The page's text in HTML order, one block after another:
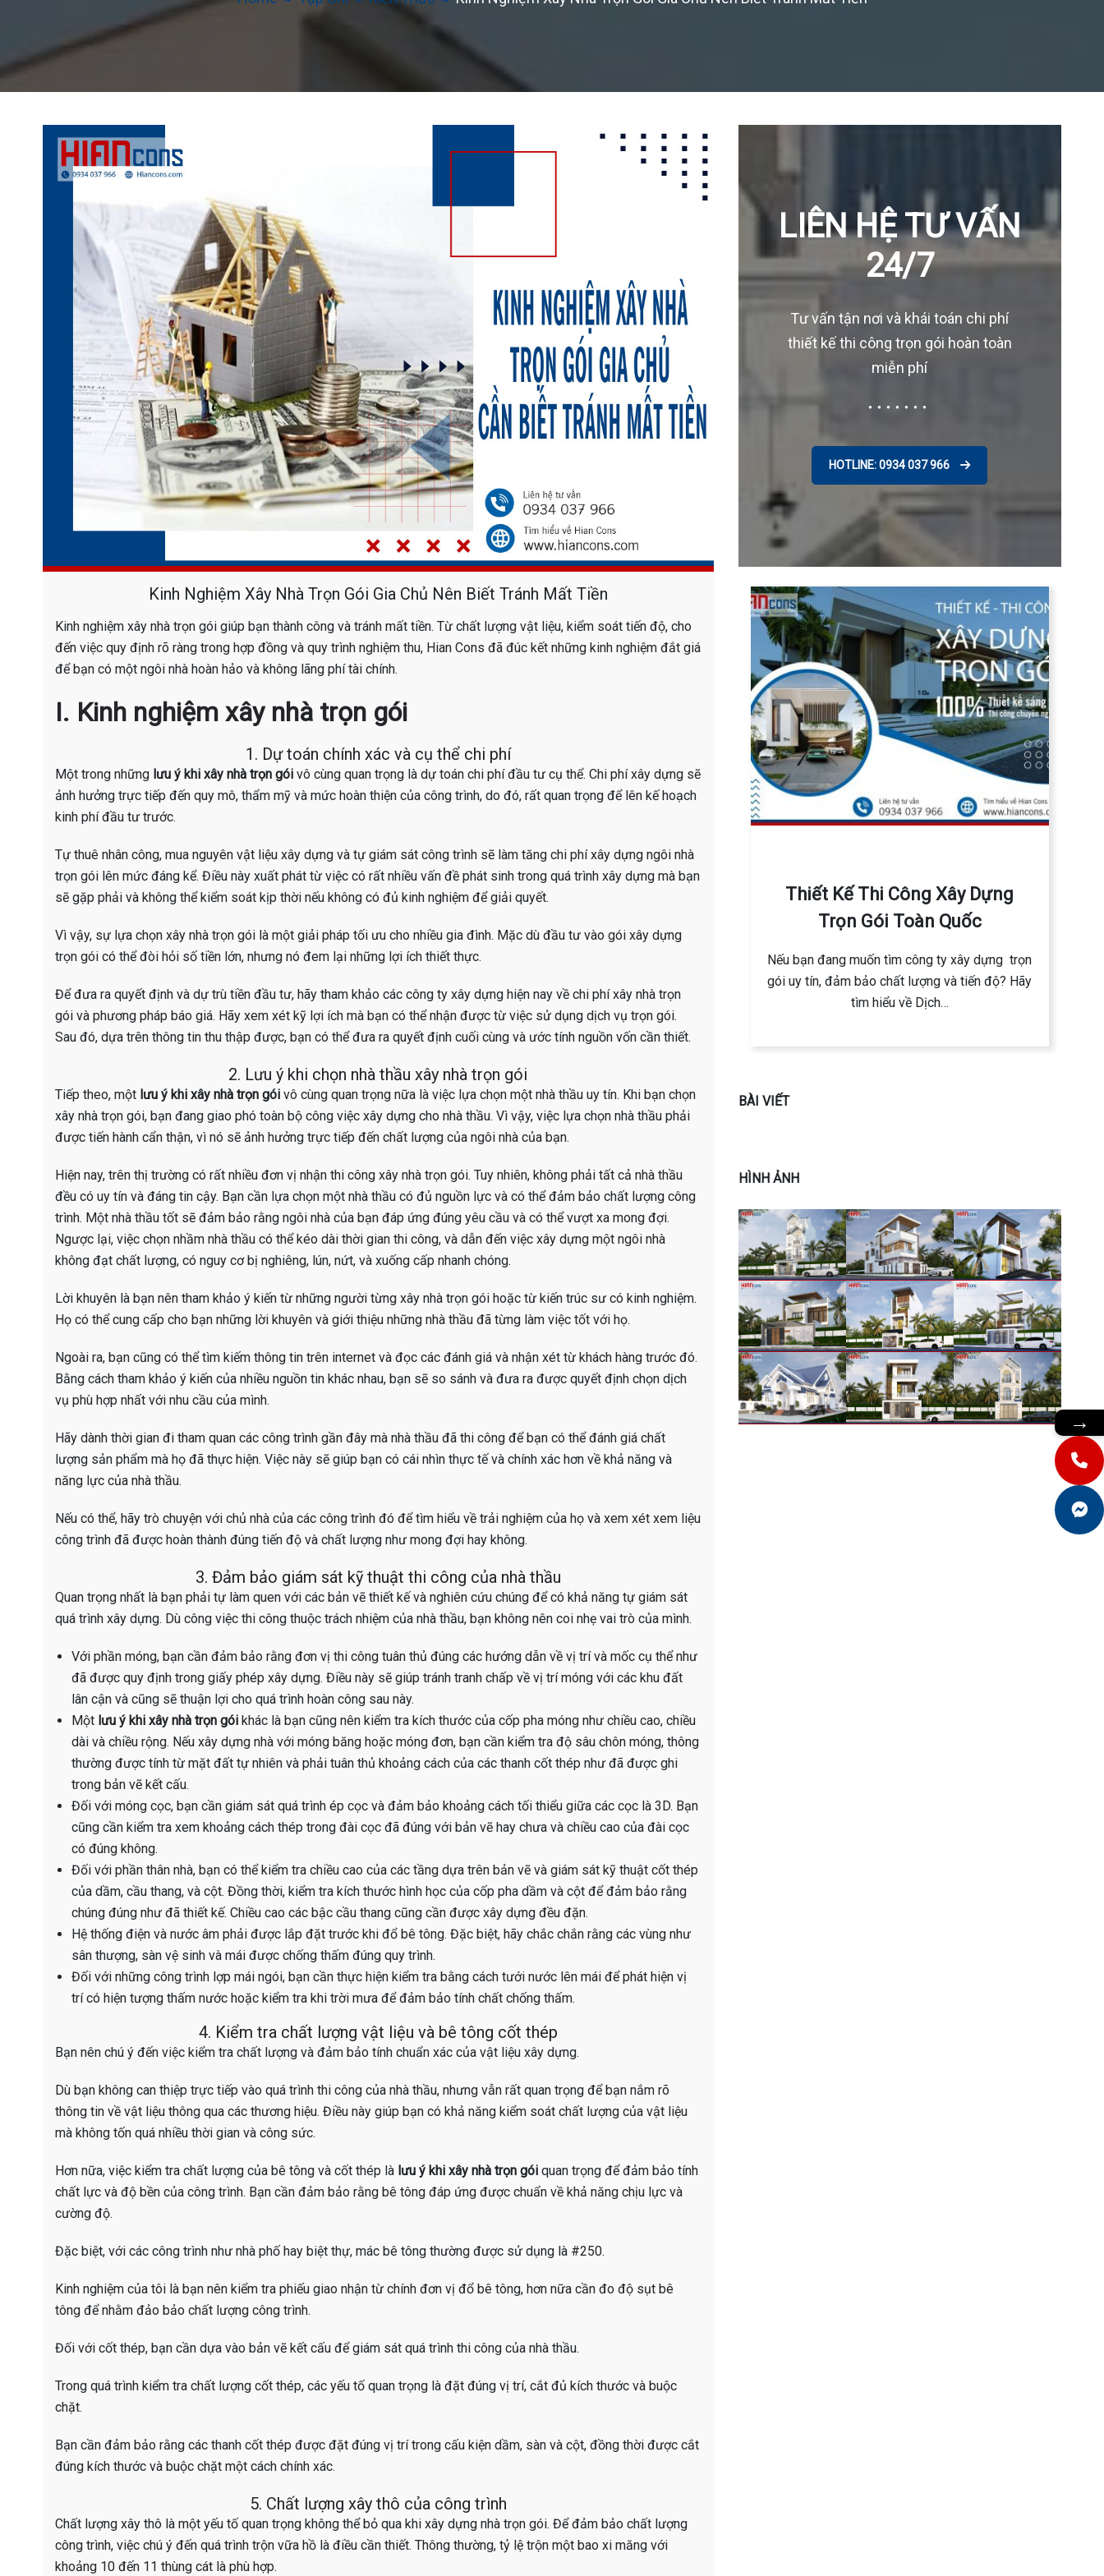
Kinh Nghiệm Xây Nhà Trọn Gói Gia Chủ Nên Biết Tránh Mất Tiền
Kinh nghiệm xây nhà trọn gói giúp bạn thành công và tránh mất tiền. Từ chất lượng vật liệu, kiểm soát tiến độ, cho
đến việc quy định rõ ràng trong hợp đồng và quy trình nghiệm thu, Hian Cons đã đúc kết những kinh nghiệm đắt giá
để bạn có một ngôi nhà hoàn hảo và không lãng phí tài chính.
I. Kinh nghiệm xây nhà trọn gói
1. Dự toán chính xác và cụ thể chi phí
Một trong những lưu ý khi xây nhà trọn gói vô cùng quan trọng là dự toán chi phí đầu tư cụ thể. Chi phí xây dựng sẽ
ảnh hưởng trực tiếp đến quy mô, thẩm mỹ và mức hoàn thiện của công trình, do đó, rất quan trọng để lên kế hoạch
kinh phí đầu tư trước.
Tự thuê nhân công, mua nguyên vật liệu xây dựng và tự giám sát công trình sẽ làm tăng chi phí xây dựng ngôi nhà
trọn gói lên mức đáng kể. Điều này xuất phát từ việc có rất nhiều vấn đề phát sinh trong quá trình xây dựng mà bạn
sẽ gặp phải và không thể kiểm soát kịp thời nếu không có đủ kinh nghiệm để giải quyết.
Vì vậy, sự lựa chọn xây nhà trọn gói là một giải pháp tối ưu cho nhiều gia đình. Mặc dù đầu tư vào gói xây dựng
trọn gói có thể đòi hỏi số tiền lớn, nhưng nó đem lại những lợi ích thiết thực.
Để đưa ra quyết định và dự trù tiền đầu tư, hãy tham khảo các công ty xây dựng hiện nay về chi phí xây nhà trọn
gói và phương pháp báo giá. Hãy xem xét kỹ lợi ích mà bạn có thể nhận được từ việc sử dụng dịch vụ trọn gói.
Sau đó, dựa trên thông tin thu thập được, bạn có thể đưa ra quyết định cuối cùng và ước tính nguồn vốn cần thiết.
2. Lưu ý khi chọn nhà thầu xây nhà trọn gói
Tiếp theo, một lưu ý khi xây nhà trọn gói vô cùng quan trọng nữa là việc lựa chọn một nhà thầu uy tín. Khi bạn chọn
xây nhà trọn gói, bạn đang giao phó toàn bộ công việc xây dựng cho nhà thầu. Vì vậy, việc lựa chọn nhà thầu phải
được tiến hành cẩn thận, vì nó sẽ ảnh hưởng trực tiếp đến chất lượng của ngôi nhà của bạn.
Hiện nay, trên thị trường có rất nhiều đơn vị nhận thi công xây nhà trọn gói. Tuy nhiên, không phải tất cả nhà thầu
đều có uy tín và đáng tin cậy. Bạn cần lựa chọn một nhà thầu có đủ nguồn lực và có thể đảm bảo chất lượng công
trình. Một nhà thầu tốt sẽ đảm bảo rằng ngôi nhà của bạn đáp ứng đúng yêu cầu và có thể vượt xa mong đợi.
Ngược lại, việc chọn nhầm nhà thầu có thể kéo dài thời gian thi công, và dẫn đến việc xây dựng một ngôi nhà
không đạt chất lượng, có nguy cơ bị nghiêng, lún, nứt, và xuống cấp nhanh chóng.
Lời khuyên là bạn nên tham khảo ý kiến từ những người từng xây nhà trọn gói hoặc từ kiến trúc sư có kinh nghiệm.
Họ có thể cung cấp cho bạn những lời khuyên và giới thiệu những nhà thầu đã từng làm việc tốt với họ.
Ngoài ra, bạn cũng có thể tìm kiếm thông tin trên internet và đọc các đánh giá và nhận xét từ khách hàng trước đó.
Bằng cách tham khảo ý kiến của nhiều nguồn tin khác nhau, bạn sẽ so sánh và đưa ra được quyết định chọn dịch
vụ phù hợp nhất với nhu cầu của mình.
Hãy dành thời gian đi tham quan các công trình gần đây mà nhà thầu đã thi công để bạn có thể đánh giá chất
lượng sản phẩm mà họ đã thực hiện. Việc này sẽ giúp bạn có cái nhìn thực tế và chính xác hơn về khả năng và
năng lực của nhà thầu.
Nếu có thể, hãy trò chuyện với chủ nhà của các công trình đó để tìm hiểu về trải nghiệm của họ và xem xét xem liệu
công trình đã được hoàn thành đúng tiến độ và chất lượng như mong đợi hay không.
3. Đảm bảo giám sát kỹ thuật thi công của nhà thầu
Quan trọng nhất là bạn phải tự làm quen với các bản vẽ thiết kế và nghiên cứu chúng để có khả năng tự giám sát
quá trình xây dựng. Dù công việc thi công thuộc trách nhiệm của nhà thầu, bạn không nên coi nhẹ vai trò của mình.
Với phần móng, bạn cần đảm bảo rằng đơn vị thi công tuân thủ đúng các hướng dẫn về vị trí và mốc cụ thể như
đã được quy định trong giấy phép xây dựng. Điều này sẽ giúp tránh tranh chấp về vị trí móng với các khu đất
lân cận và cũng sẽ thuận lợi cho quá trình hoàn công sau này.
Một lưu ý khi xây nhà trọn gói khác là bạn cũng nên kiểm tra kích thước của cốp pha móng như chiều cao, chiều
dài và chiều rộng. Nếu xây dựng nhà với móng băng hoặc móng đơn, bạn cần kiểm tra độ sâu chôn móng, thông
thường được tính từ mặt đất tự nhiên và phải tuân thủ khoảng cách của các thanh cốt thép như đã được ghi
trong bản vẽ kết cấu.
Đối với móng cọc, bạn cần giám sát quá trình ép cọc và đảm bảo khoảng cách tối thiểu giữa các cọc là 3D. Bạn
cũng cần kiểm tra xem khoảng cách thép trong đài cọc đã đúng với bản vẽ hay chưa và chiều cao của đài cọc
có đúng không.
Đối với phần thân nhà, bạn có thể kiểm tra chiều cao của các tầng dựa trên bản vẽ và giám sát kỹ thuật cốt thép
của dầm, cầu thang, và cột. Đồng thời, kiểm tra kích thước hình học của cốp pha dầm và cột để đảm bảo rằng
chúng đúng như đã thiết kế. Chiều cao các bậc cầu thang cũng cần được xây dựng đều đặn.
Hệ thống điện và nước âm phải được lắp đặt trước khi đổ bê tông. Đặc biệt, hãy chắc chắn rằng các vùng như
sân thượng, sàn vệ sinh và mái được chống thấm đúng quy trình.
Đối với những công trình lợp mái ngói, bạn cần thực hiện kiểm tra bằng cách tưới nước lên mái để phát hiện vị
trí có hiện tượng thấm nước hoặc kiểm tra khi trời mưa để đảm bảo tính chất chống thấm.
4. Kiểm tra chất lượng vật liệu và bê tông cốt thép
Bạn nên chú ý đến việc kiểm tra chất lượng và đảm bảo tính chuẩn xác của vật liệu xây dựng.
Dù bạn không can thiệp trực tiếp vào quá trình thi công của nhà thầu, nhưng vẫn rất quan trọng để bạn nắm rõ
thông tin về vật liệu thông qua các thương hiệu. Điều này giúp bạn có khả năng kiểm soát chất lượng của vật liệu
mà không tốn quá nhiều thời gian và công sức.
Hơn nữa, việc kiểm tra chất lượng của bê tông và cốt thép là lưu ý khi xây nhà trọn gói quan trọng để đảm bảo tính
chất lực và độ bền của công trình. Bạn cần đảm bảo rằng bê tông đáp ứng được chuẩn về khả năng chịu lực và
cường độ.
Đặc biệt, với các công trình như nhà phố hay biệt thự, mác bê tông thường được sử dụng là #250.
Kinh nghiệm của tôi là bạn nên kiểm tra phiếu giao nhận từ chính đơn vị đổ bê tông, hơn nữa cần đo độ sụt bê
tông để nhằm đảo bảo chất lượng công trình.
Đối với cốt thép, bạn cần dựa vào bản vẽ kết cấu để giám sát quá trình thi công của nhà thầu.
Trong quá trình kiểm tra chất lượng cốt thép, các yếu tố quan trọng là đặt đúng vị trí, cắt đủ kích thước và buộc
chặt.
Bạn cần đảm bảo rằng các thanh cốt thép được đặt đúng vị trí trong cấu kiện dầm, sàn và cột, đồng thời được cắt
đúng kích thước và buộc chặt một cách chính xác.
5. Chất lượng xây thô của công trình
Chất lượng xây thô là một yếu tố quan trọng không thể bỏ qua khi xây dựng nhà trọn gói. Để đảm bảo chất lượng
công trình, việc chú ý đến quá trình trộn vữa hồ là điều cần thiết. Thông thường, tỷ lệ trộn một bao xi măng với
khoảng 10 đến 11 thùng cát là phù hợp.
LIÊN HỆ TƯ VẤN
24/7
Tư vấn tận nơi và khái toán chi phí
thiết kế thi công trọn gói hoàn toàn
miễn phí
HOTLINE: 0934 037 966
Thiết Kế Thi Công Xây Dựng
Trọn Gói Toàn Quốc
Nếu bạn đang muốn tìm công ty xây dựng trọn
gói uy tín, đảm bảo chất lượng và tiến độ? Hãy
tìm hiểu về Dịch…
BÀI VIẾT
HÌNH ẢNH
→